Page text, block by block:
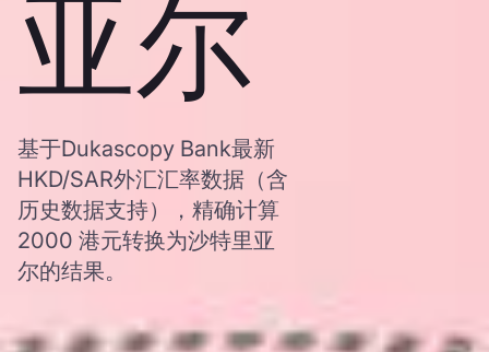
亚尔
基于Dukascopy Bank最新
HKD/SAR外汇汇率数据（含
历史数据支持），精确计算
2000 港元转换为沙特里亚
尔的结果。